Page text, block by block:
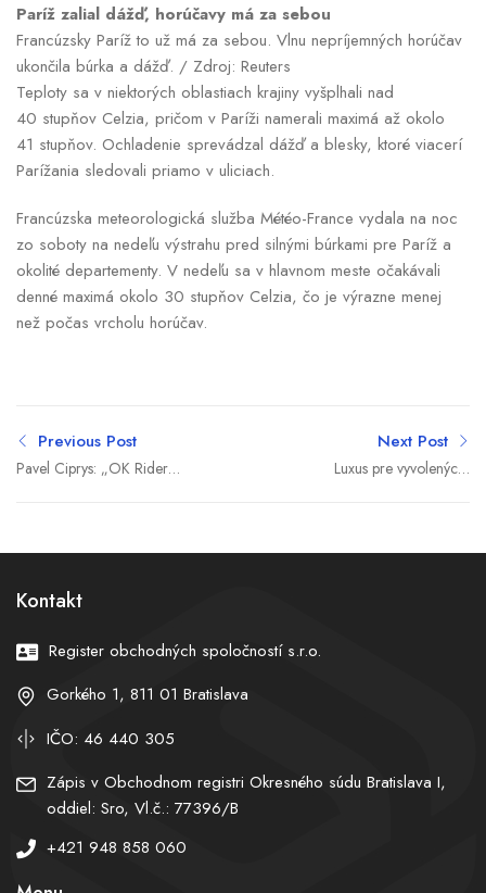
Paríž zalial dážď, horúčavy má za sebou
Francúzsky Paríž to už má za sebou. Vlnu nepríjemných horúčav
ukončila búrka a dážď. / Zdroj: Reuters
Teploty sa v niektorých oblastiach krajiny vyšplhali nad
40 stupňov Celzia, pričom v Paríži namerali maximá až okolo
41 stupňov. Ochladenie sprevádzal dážď a blesky, ktoré viacerí
Parížania sledovali priamo v uliciach.
Francúzska meteorologická služba Météo-France vydala na noc
zo soboty na nedeľu výstrahu pred silnými búrkami pre Paríž a
okolité departementy. V nedeľu sa v hlavnom meste očakávali
denné maximá okolo 30 stupňov Celzia, čo je výrazne menej
než počas vrcholu horúčav.
Previous Post
Pavel Ciprys: „OK Riders
Next Post
Luxus pre vyvolených,
Kontakt
Register obchodných spoločností s.r.o.
Gorkého 1, 811 01 Bratislava
IČO: 46 440 305
Zápis v Obchodnom registri Okresného súdu Bratislava I,
oddiel: Sro, Vl.č.: 77396/B
+421 948 858 060